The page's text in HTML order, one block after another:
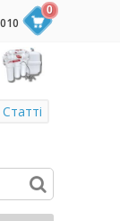
0
Статті